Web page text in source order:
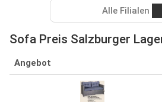
Alle Filialen
Sofa Preis Salzburger
Angebot